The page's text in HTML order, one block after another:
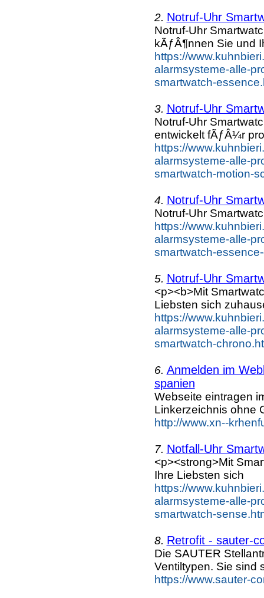
2. Notruf-Uhr
Notruf-Uhr
kÃƒÂ¶nnen Sie und
https://
alarmsysteme-alle-
smartwatch-
3. Notruf-Uhr
Notruf-Uhr
entwickelt fÃƒÂ¼r
https://
alarmsysteme-alle-
smartwatch-motion-
4. Notruf-Uhr
Notruf-Uhr
https://
alarmsysteme-alle-
smartwatch-
5. Notruf-Uhr
<p><b>Mit
Liebsten sich
https://
alarmsysteme-alle-
smartwatch-
6. Anmelden im
spanien
Webseite eintragen
Linkerzeichnis ohne
http://www.xn--
7. Notfall-Uhr
<p><strong>Mit
Ihre Liebsten sich
https://
alarmsysteme-alle-
smartwatch-
8. Retrofit - sauter-
Die SAUTER
Ventiltypen. Sie sind
https://www.sauter-